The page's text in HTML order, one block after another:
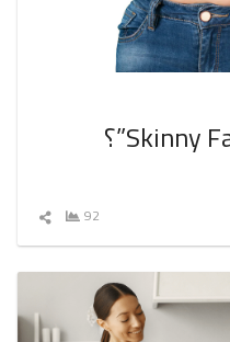
92
شارك